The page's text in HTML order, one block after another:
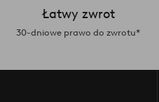
Łatwy zwrot
30-dniowe prawo do zwrotu*